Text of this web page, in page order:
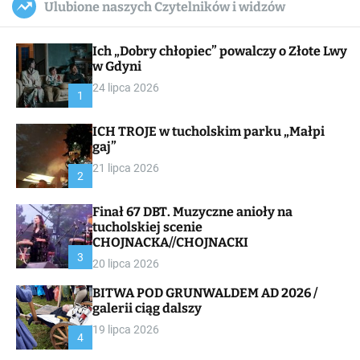
c
a
a
s
W
i
e
l
c
Ulubione naszych Czytelników i widzów
1
Ich „Dobry chłopiec” powalczy o Złote Lwy
w Gdyni
24 lipca 2026
2
ICH TROJE w tucholskim parku „Małpi
gaj”
21 lipca 2026
3
Finał 67 DBT. Muzyczne anioły na
tucholskiej scenie
CHOJNACKA//CHOJNACKI
20 lipca 2026
4
BITWA POD GRUNWALDEM AD 2026 /
galerii ciąg dalszy
19 lipca 2026